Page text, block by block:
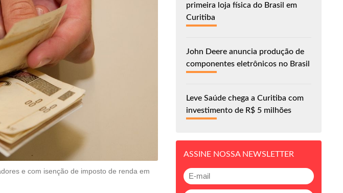
e com isenção de imposto de renda em
primeira loja física do Brasil em
Curitiba
John Deere anuncia produção de
componentes eletrônicos no Brasil
Leve Saúde chega a Curitiba com
investimento de R$ 5 milhões
ASSINE NOSSA NEWSLETTER